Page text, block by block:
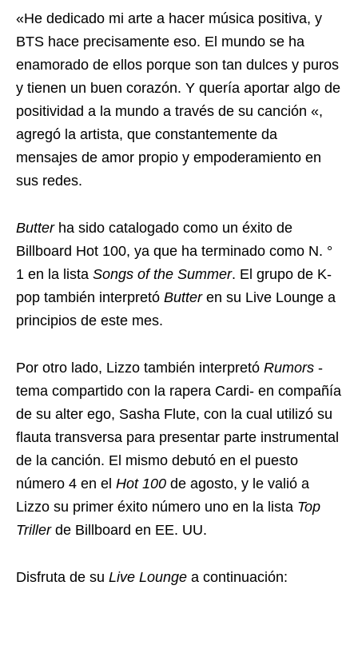
«He dedicado mi arte a hacer música positiva, y
BTS hace precisamente eso. El mundo se ha
enamorado de ellos porque son tan dulces y puros
y tienen un buen corazón. Y quería aportar algo de
positividad a la mundo a través de su canción «,
agregó la artista, que constantemente da
mensajes de amor propio y empoderamiento en
sus redes.
Butter ha sido catalogado como un éxito de
Billboard Hot 100, ya que ha terminado como N. °
1 en la lista Songs of the Summer. El grupo de K-
pop también interpretó Butteren su Live Lounge a
principios de este mes.
Por otro lado, Lizzo también interpretó Rumors -
tema compartido con la rapera Cardi- en compañía
de su alter ego, Sasha Flute, con la cual utilizó su
flauta transversa para presentar parte instrumental
de la canción. El mismo debutó en el puesto
número 4 en el Hot 100 de agosto, y le valió a
Lizzo su primer éxito número uno en la lista Top
Trillerde Billboard en EE. UU.
Disfruta de su Live Lounge a continuación: